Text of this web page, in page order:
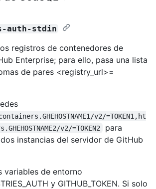
auth-stdin
registros de contenedores de
Enterprise; para ello, pasa una lista
de pares <registry_url>=
v2/=TOKEN1,ht
v2/=TOKEN2
para
instancias del servidor de GitHub
variables de entorno
y GITHUB_TOKEN. Si solo